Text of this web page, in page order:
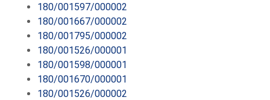
180/001597/000002
180/001667/000002
180/001795/000002
180/001526/000001
180/001598/000001
180/001670/000001
180/001526/000002